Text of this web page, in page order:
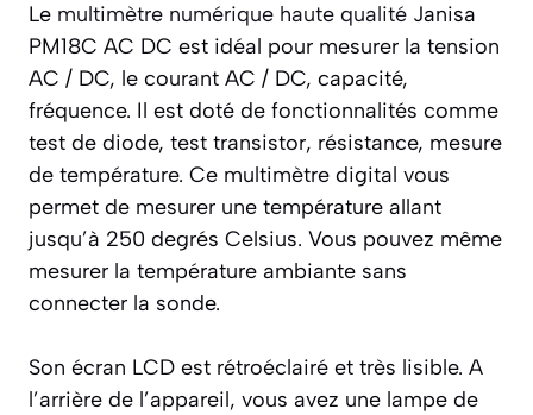
Le multimètre numérique haute qualité Janisa
PM18C AC DC est idéal pour mesurer la tension
AC / DC, le courant AC / DC, capacité,
fréquence. Il est doté de fonctionnalités comme
test de diode, test transistor, résistance, mesure
de température. Ce multimètre digital vous
permet de mesurer une température allant
jusqu’à 250 degrés Celsius. Vous pouvez même
mesurer la température ambiante sans
connecter la sonde.
Son écran LCD est rétroéclairé et très lisible. A
l’arrière de l’appareil, vous avez une lampe de